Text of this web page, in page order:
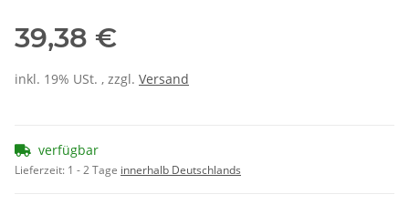
39,38 €
inkl. 19% USt. , zzgl. Versand
verfügbar
Lieferzeit: 1 - 2 Tage innerhalb Deutschlands